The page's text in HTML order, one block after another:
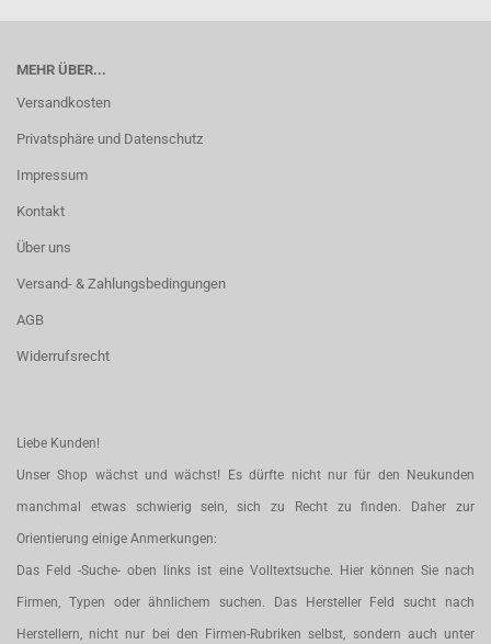
MEHR ÜBER...
Versandkosten
Privatsphäre und Datenschutz
Impressum
Kontakt
Über uns
Versand- & Zahlungsbedingungen
AGB
Widerrufsrecht
Liebe Kunden!
Unser Shop wächst und wächst! Es dürfte nicht nur für den Neukunden
manchmal etwas schwierig sein, sich zu Recht zu finden. Daher zur
Orientierung einige Anmerkungen:
Das Feld -Suche- oben links ist eine Volltextsuche. Hier können Sie nach
Firmen, Typen oder ähnlichem suchen. Das Hersteller Feld sucht nach
Herstellern, nicht nur bei den Firmen-Rubriken selbst, sondern auch unter